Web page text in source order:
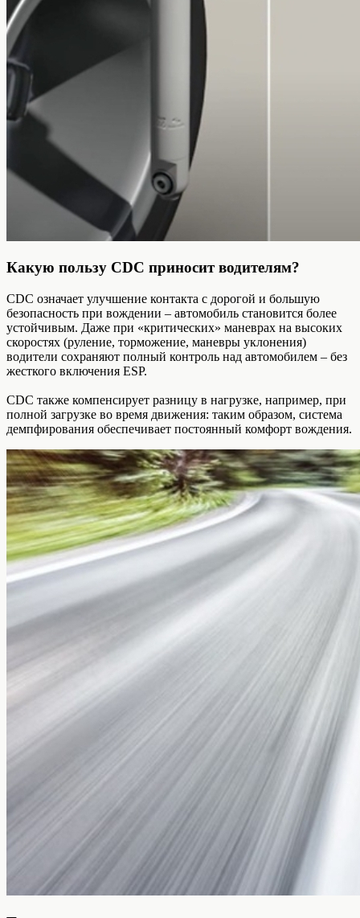
Какую пользу CDC приносит водителям?
CDC означает улучшение контакта с дорогой и большую
безопасность при вождении – автомобиль становится более
устойчивым. Даже при «критических» маневрах на высоких
скоростях (руление, торможение, маневры уклонения)
водители сохраняют полный контроль над автомобилем – без
жесткого включения ESP.
CDC также компенсирует разницу в нагрузке, например, при
полной загрузке во время движения: таким образом, система
демпфирования обеспечивает постоянный комфорт вождения.